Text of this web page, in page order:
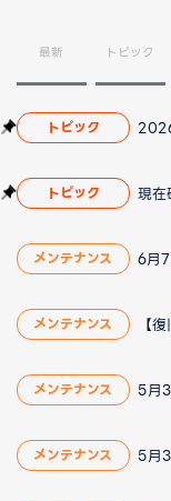
最新 トピック
トピック
トピック
メンテナンス 6月
メンテナンス 【
メンテナンス 5月
メンテナンス 5月